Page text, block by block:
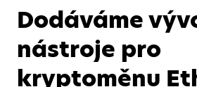
Dodáváme
nástroje pro
kryptoměnu